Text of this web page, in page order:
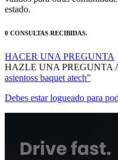
HAZLE UNA PREGUNTA
asientoss baquet atech”
Debes estar logueado para